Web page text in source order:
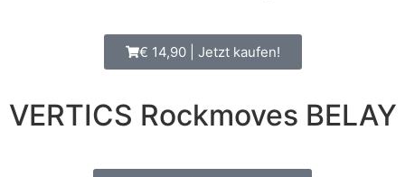
€ 14,90 | Jetzt kaufen!
VERTICS Rockmoves BELAY